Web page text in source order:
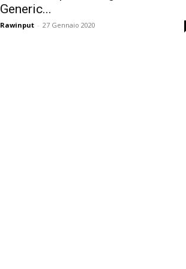
Generic...
Rawinput - 27 Gennaio 2020